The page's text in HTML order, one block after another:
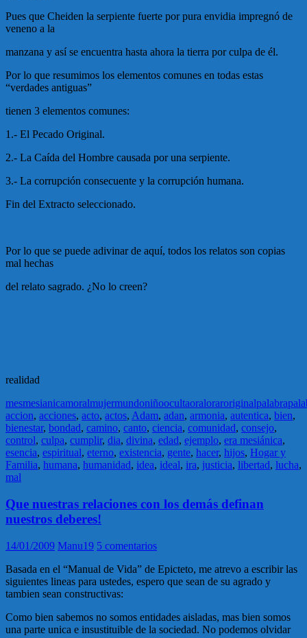
Pues que Cheiden la serpiente fuerte por pura envidia impregnó de
veneno a la
manzana y así se encuentra hasta ahora la tierra por culpa de él.
Por lo que resumimos los elementos comunes en todas estas
“verdades antiguas”
tienen 3 elementos comunes:
1.- El Pecado Original.
2.- La Caída del Hombre causada por una serpiente.
3.- La corrupción consecuente y la corrupción humana.
Fin del Extracto seleccionado.
Por lo que se puede adivinar de aquí, todos los relatos son copias
mal hechas
del relato sagrado. ¿No lo creen?
realidad
mesmesianicamoralmujermundoniñoocultaoraloraroriginalpalabra
accion, acciones, acto, actos, Adam, adan, armonia, autentica, bien,
bienestar, bondad, camino, canto, ciencia, comunidad, consejo,
control, culpa, cumplir, dia, divina, edad, ejemplo, era mesiánica,
esencia, espiritual, eterno, existencia, gente, hacer, hijos, Hogar y
Familia, humana, humanidad, idea, ideal, ira, justicia, libertad, lucha,
mal
Que nuestras relaciones con los demás definan
nuestros deberes!
14/01/2009 Manu19 5 comentarios
Basada en el “Manual de Vida” de Epicteto, me atrevo a escribir las
siguientes lineas para ustedes, espero que sean de su agrado y
tambien sean constructivas:
Como bien sabemos no somos entidades aisladas, mas bien somos
una parte unica e insustituible de la sociedad. No podemos olvidar